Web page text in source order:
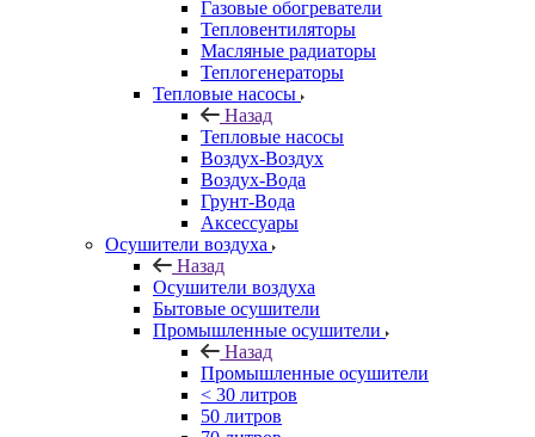
Газовые обогреватели
Тепловентиляторы
Масляные радиаторы
Теплогенераторы
Тепловые насосы
Назад
Тепловые насосы
Воздух-Воздух
Воздух-Вода
Грунт-Вода
Аксессуары
Осушители воздуха
Назад
Осушители воздуха
Бытовые осушители
Промышленные осушители
Назад
Промышленные осушители
< 30 литров
50 литров